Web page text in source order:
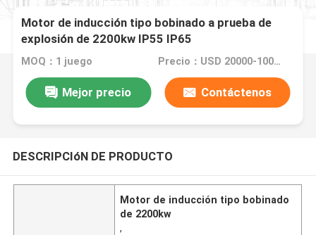
Motor de inducción tipo bobinado a prueba de
explosión de 2200kw IP55 IP65
MOQ：1 juego Precio：USD 20000-100000
Mejor precio Contáctenos
DESCRIPCIóN DE PRODUCTO
Motor de inducción tipo bobinado
de 2200kw
,